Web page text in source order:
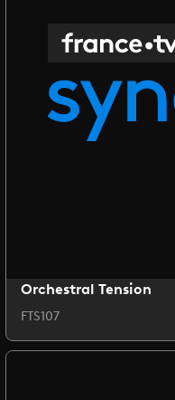
Orchestral Tension
FTS107